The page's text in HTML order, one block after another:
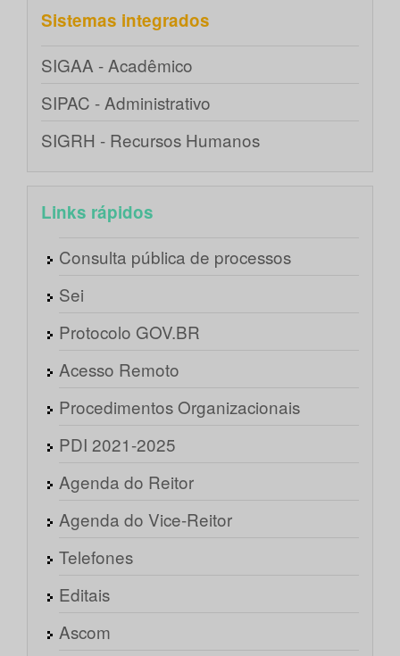
Sistemas integrados
SIGAA - Acadêmico
SIPAC - Administrativo
SIGRH - Recursos Humanos
Links rápidos
Consulta pública de processos
Sei
Protocolo GOV.BR
Acesso Remoto
Procedimentos Organizacionais
PDI 2021-2025
Agenda do Reitor
Agenda do Vice-Reitor
Telefones
Editais
Ascom